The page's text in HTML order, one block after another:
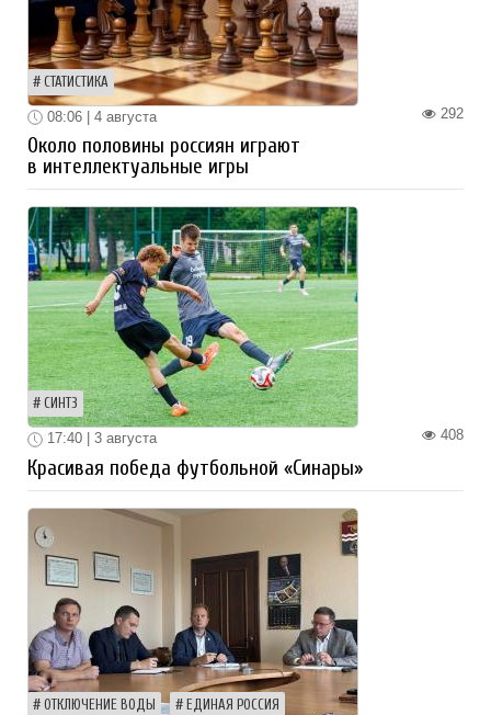
СТАТИСТИКА
292
08:06 | 4 августа
Около половины россиян играют
в интеллектуальные игры
СИНТЗ
408
17:40 | 3 августа
Красивая победа футбольной «Синары»
ОТКЛЮЧЕНИЕ ВОДЫ ЕДИНАЯ РОССИЯ